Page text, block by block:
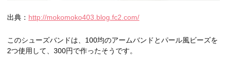
出典： http://mokomoko403.blog.fc2.com/
このシューズバンドは、100均のアームバンドとパール風ビーズを
2つ使用して、300円で作ったそうです。